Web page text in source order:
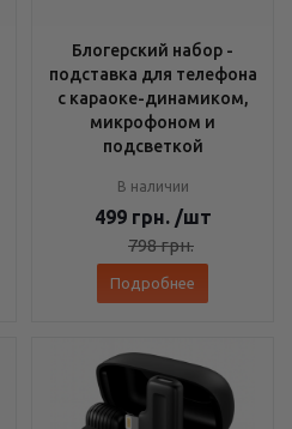
Блогерский набор -
подставка для телефона
с караоке-динамиком,
микрофоном и
подсветкой
В наличии
499 грн. /шт
798грн.
Подробнее